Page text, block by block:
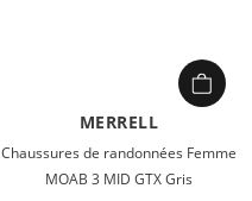
MERRELL
Chaussures de randonnées Femme
MOAB 3 MID GTX Gris